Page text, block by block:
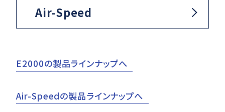
Air-Speed
E2000の製品ラインナップへ
Air-Speedの製品ラインナップへ